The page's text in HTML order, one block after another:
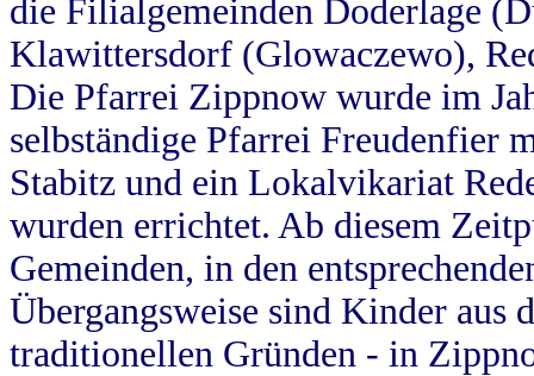
die Filialgemeinden Doderlage
Klawittersdorf (Glowaczewo),
Die Pfarrei Zippnow wurde im
selbständige Pfarrei Freudenfier
Stabitz und ein Lokalvikariat
wurden errichtet. Ab diesem
Gemeinden, in den
Übergangsweise sind Kinder aus
traditionellen Gründen - in